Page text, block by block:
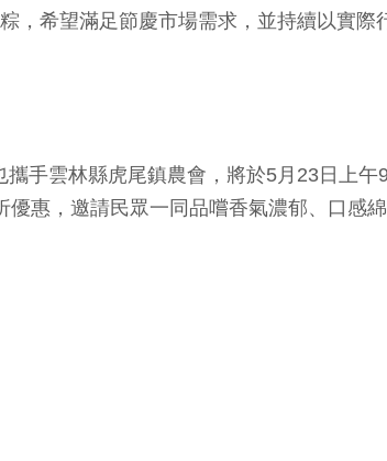
，希望滿足節慶市場需求，並持續以實際
雲林縣虎尾鎮農會，將於5月23日上午9
優惠，邀請民眾一同品嚐香氣濃郁、口感